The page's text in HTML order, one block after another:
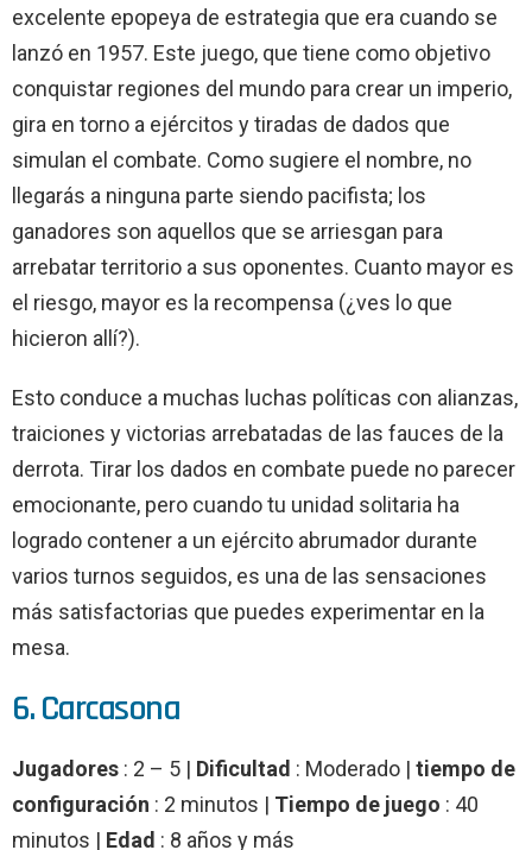
excelente epopeya de estrategia que era cuando se
lanzó en 1957. Este juego, que tiene como objetivo
conquistar regiones del mundo para crear un imperio,
gira en torno a ejércitos y tiradas de dados que
simulan el combate. Como sugiere el nombre, no
llegarás a ninguna parte siendo pacifista; los
ganadores son aquellos que se arriesgan para
arrebatar territorio a sus oponentes. Cuanto mayor es
el riesgo, mayor es la recompensa (¿ves lo que
hicieron allí?).
Esto conduce a muchas luchas políticas con alianzas,
traiciones y victorias arrebatadas de las fauces de la
derrota. Tirar los dados en combate puede no parecer
emocionante, pero cuando tu unidad solitaria ha
logrado contener a un ejército abrumador durante
varios turnos seguidos, es una de las sensaciones
más satisfactorias que puedes experimentar en la
mesa.
6. Carcasona
Jugadores : 2 – 5 | Dificultad : Moderado | tiempo de
configuración : 2 minutos | Tiempo de juego : 40
minutos | Edad : 8 años y más